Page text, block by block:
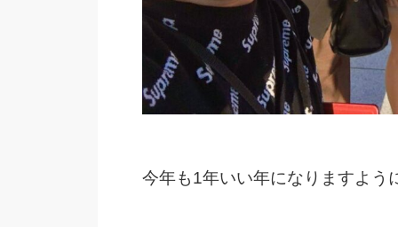
今年も1年いい年になりますよ